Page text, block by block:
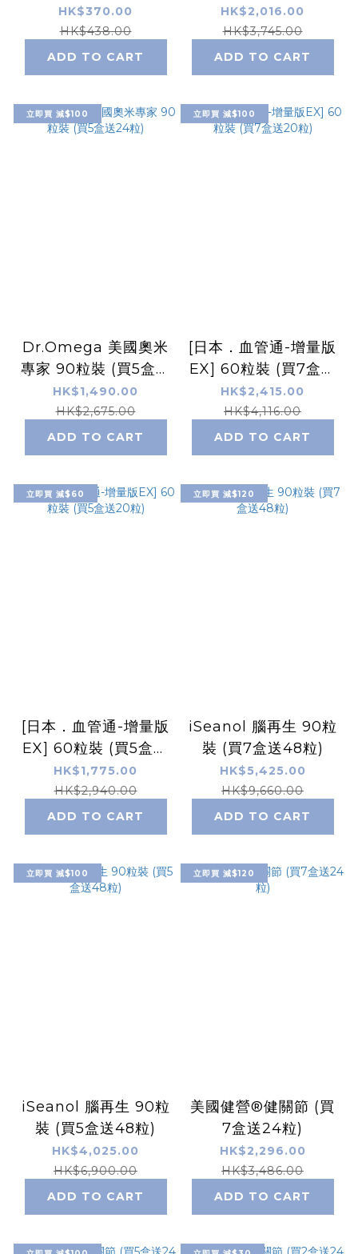
(150g)
HK$370.00
HK$438.00
ADD TO CART
24粒)
HK$2,016.00
HK$3,745.00
ADD TO CART
立即買 減$100
Dr.Omega 美國奧米
專家 90粒裝 (買5盒送
24粒)
HK$1,490.00
HK$2,675.00
ADD TO CART
立即買 減$100
[日本．血管通-增量版
EX] 60粒裝 (買7盒送
20粒)
HK$2,415.00
HK$4,116.00
ADD TO CART
立即買 減$60
[日本．血管通-增量版
EX] 60粒裝 (買5盒送
20粒)
HK$1,775.00
HK$2,940.00
ADD TO CART
立即買 減$120
iSeanol 腦再生 90粒
裝 (買7盒送48粒)
HK$5,425.00
HK$9,660.00
ADD TO CART
立即買 減$100
iSeanol 腦再生 90粒
裝 (買5盒送48粒)
HK$4,025.00
HK$6,900.00
ADD TO CART
立即買 減$120
美國健營®健關節 (買
7盒送24粒)
HK$2,296.00
HK$3,486.00
ADD TO CART